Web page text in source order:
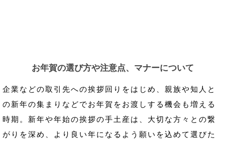
お年賀の選び方や注意点、マナーについて
企業などの取引先への挨拶回りをはじめ、親族や知人と
の新年の集まりなどでお年賀をお渡しする機会も増える
時期。新年や年始の挨拶の手土産は、大切な方々との繋
がりを深め、より良い年になるよう願いを込めて選びた